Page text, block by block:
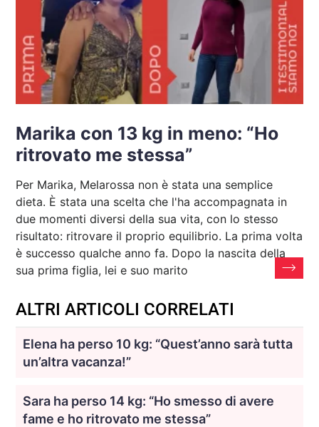
Marika con 13 kg in meno: “Ho
ritrovato me stessa”
Per Marika, Melarossa non è stata una semplice
dieta. È stata una scelta che l'ha accompagnata in
due momenti diversi della sua vita, con lo stesso
risultato: ritrovare il proprio equilibrio. La prima volta
è successo qualche anno fa. Dopo la nascita della
sua prima figlia, lei e suo marito
ALTRI ARTICOLI CORRELATI
Elena ha perso 10 kg: “Quest’anno sarà tutta
un’altra vacanza!”
Sara ha perso 14 kg: “Ho smesso di avere
fame e ho ritrovato me stessa”